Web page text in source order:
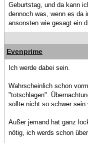
Geburtstag, und da kann
dennoch was, wenn es da
ansonsten wie gesagt ein
Evenprime
Ich werde dabei sein.
Wahrscheinlich schon
"totschlagen".
sollte nicht so schwer sein
Außer jemand hat ganz
nötig, ich werds schon